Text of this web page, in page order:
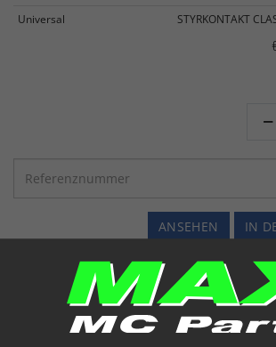
Universal
STYRKONTAKT

IN
ANSEHEN